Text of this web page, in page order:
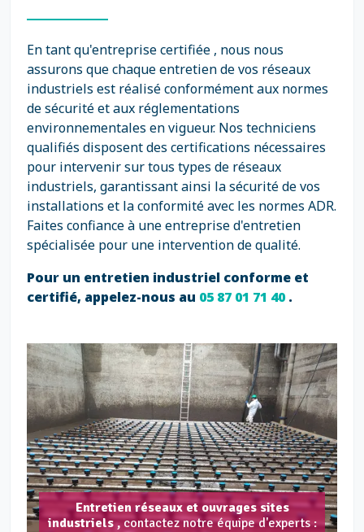
En tant qu'entreprise certifiée , nous nous
assurons que chaque entretien de vos réseaux
industriels est réalisé conformément aux normes
de sécurité et aux réglementations
environnementales en vigueur. Nos techniciens
qualifiés disposent des certifications nécessaires
pour intervenir sur tous types de réseaux
industriels, garantissant ainsi la sécurité de vos
installations et la conformité avec les normes ADR.
Faites confiance à une entreprise d'entretien
spécialisée pour une intervention de qualité.
Pour un entretien industriel conforme et
certifié, appelez-nous au 05 87 01 71 40.
Entretien réseaux et ouvrages sites
industriels , contactez notre équipe d'experts :